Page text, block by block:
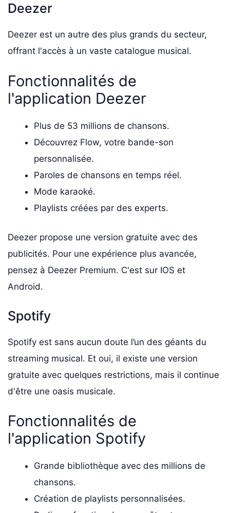
Deezer
Deezer est un autre des plus grands du secteur,
offrant l'accès à un vaste catalogue musical.
Fonctionnalités de
l'application Deezer
Plus de 53 millions de chansons.
Découvrez Flow, votre bande-son
personnalisée.
Paroles de chansons en temps réel.
Mode karaoké.
Playlists créées par des experts.
Deezer propose une version gratuite avec des
publicités. Pour une expérience plus avancée,
pensez à Deezer Premium. C'est sur IOS et
Android.
Spotify
Spotify est sans aucun doute l’un des géants du
streaming musical. Et oui, il existe une version
gratuite avec quelques restrictions, mais il continue
d'être une oasis musicale.
Fonctionnalités de
l'application Spotify
Grande bibliothèque avec des millions de
chansons.
Création de playlists personnalisées.